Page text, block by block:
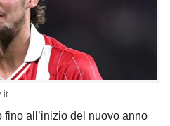
fino all’inizio del nuovo anno